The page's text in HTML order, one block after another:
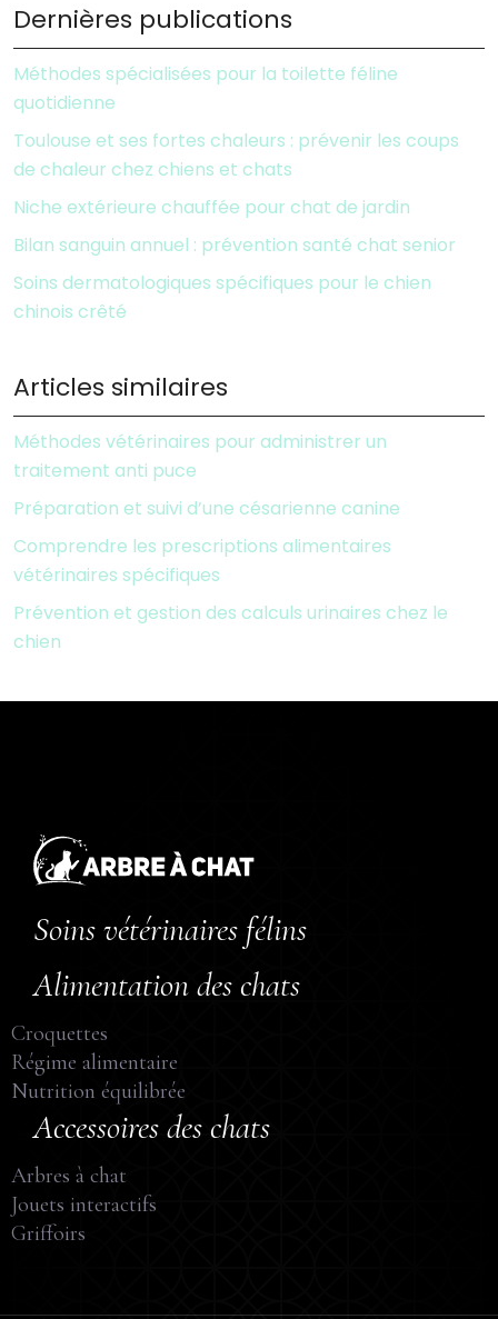
Dernières publications
Méthodes spécialisées pour la toilette féline
quotidienne
Toulouse et ses fortes chaleurs : prévenir les coups
de chaleur chez chiens et chats
Niche extérieure chauffée pour chat de jardin
Bilan sanguin annuel : prévention santé chat senior
Soins dermatologiques spécifiques pour le chien
chinois crêté
Articles similaires
Méthodes vétérinaires pour administrer un
traitement anti puce
Préparation et suivi d’une césarienne canine
Comprendre les prescriptions alimentaires
vétérinaires spécifiques
Prévention et gestion des calculs urinaires chez le
chien
Soins vétérinaires félins
Alimentation des chats
Croquettes
Régime alimentaire
Nutrition équilibrée
Accessoires des chats
Arbres à chat
Jouets interactifs
Griffoirs